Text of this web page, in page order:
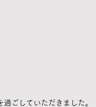
ごしていただきました。